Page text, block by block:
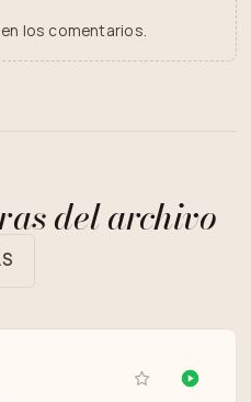
los comentarios.
del archivo